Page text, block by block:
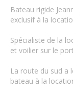
Bateau rigide
exclusif à la
Spécialiste de la
et voilier sur le
La route du sud a
bateau à la